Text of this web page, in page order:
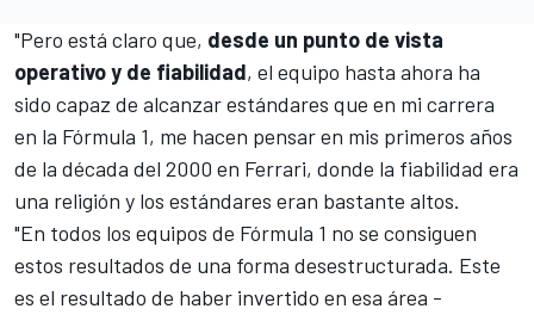
"Pero está claro que, desde un punto de vista
operativo y de fiabilidad, el equipo hasta ahora ha
sido capaz de alcanzar estándares que en mi carrera
en la Fórmula 1, me hacen pensar en mis primeros años
de la década del 2000 en Ferrari, donde la fiabilidad era
una religión y los estándares eran bastante altos.
"En todos los equipos de Fórmula 1 no se consiguen
estos resultados de una forma desestructurada. Este
es el resultado de haber invertido en esa área -